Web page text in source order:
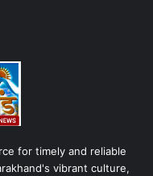
for timely and reliable
vibrant culture,